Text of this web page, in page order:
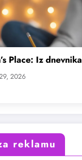
Place: Iz dnevnika
2026
reklamu